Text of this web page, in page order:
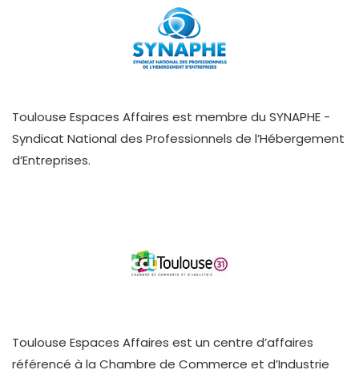
Toulouse Espaces Affaires est membre du SYNAPHE -
Syndicat National des Professionnels de l’Hébergement
d’Entreprises.
Toulouse Espaces Affaires est un centre d’affaires
référencé à la Chambre de Commerce et d’Industrie